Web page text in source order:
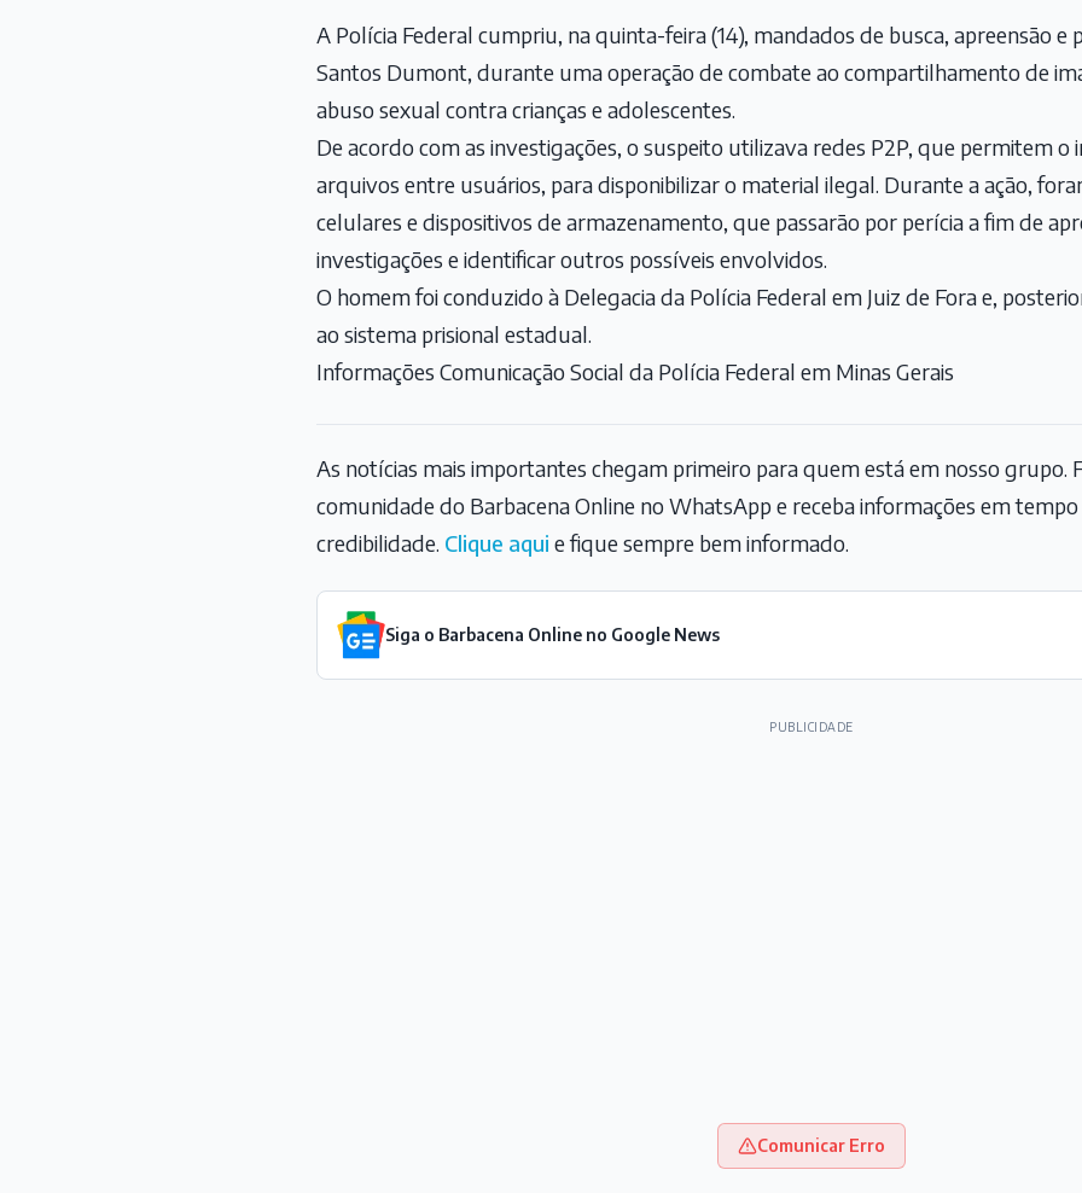
A Polícia Federal cumpriu, na quinta-feira (14), mandados de busca, apreensão e
Santos Dumont, durante uma operação de combate ao compartilhamento de
abuso sexual contra crianças e adolescentes.
De acordo com as investigações, o suspeito utilizava redes P2P, que permitem
arquivos entre usuários, para disponibilizar o material ilegal. Durante a ação,
celulares e dispositivos de armazenamento, que passarão por perícia a fim de
investigações e identificar outros possíveis envolvidos.
O homem foi conduzido à Delegacia da Polícia Federal em Juiz de Fora e,
ao sistema prisional estadual.
Informações Comunicação Social da Polícia Federal em Minas Gerais
As notícias mais importantes chegam primeiro para quem está em nosso grupo.
comunidade do Barbacena Online no WhatsApp e receba informações em
credibilidade. Clique aqui e fique sempre bem informado.
Siga o Barbacena Online no Google News
PUBLICIDADE
Comunicar Erro